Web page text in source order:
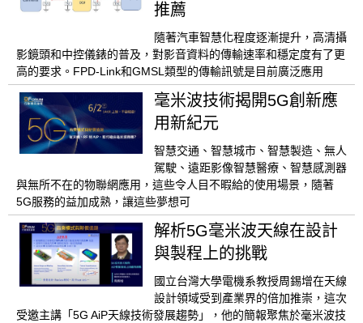
推薦
隨著汽車智慧化程度逐漸提升，高清攝
影鏡頭和中控儀錶的普及，對影音資料的傳輸速率和穩定度有了更
高的要求。FPD-Link和GMSL類型的傳輸訊號是目前廣泛應用
毫米波技術揭開5G創新應
用新紀元
智慧交通、智慧城市、智慧製造、無人
駕駛、遠距影像智慧醫療、智慧感測器
與無所不在的物聯網應用，這些令人目不暇給的使用場景，隨著
5G服務的益加成熟，讓這些夢想可
解析5G毫米波天線在設計
與製程上的挑戰
國立台灣大學電機系教授周錫增在天線
設計領域受到產業界的倍加推崇，這次
受邀主講「5G AiP天線技術發展趨勢」，他的簡報聚焦於毫米波技